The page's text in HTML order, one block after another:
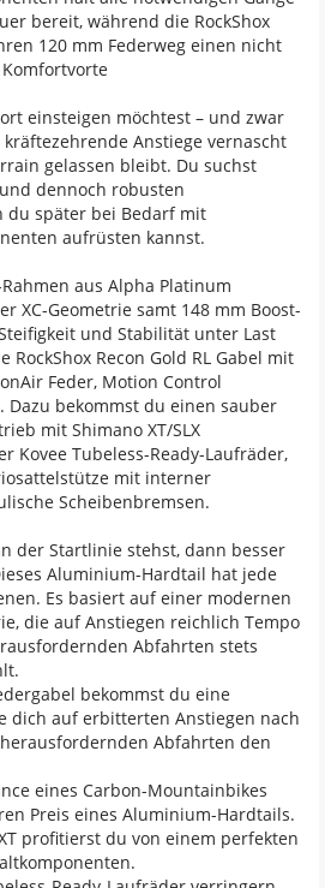
bereit, während die RockShox
120 mm Federweg einen nicht
einsteigen möchtest – und zwar
Anstiege vernascht
gelassen bleibt. Du suchst
dennoch robusten
du später bei Bedarf mit
aufrüsten kannst.
aus Alpha Platinum
XC-Geometrie samt 148 mm Boost-
und Stabilität unter Last
Recon Gold RL Gabel mit
Feder, Motion Control
Dazu bekommst du einen sauber
mit Shimano XT/SLX
Kovee Tubeless-Ready-Laufräder,
mit interner
Scheibenbremsen.
der Startlinie stehst, dann besser
Aluminium-Hardtail hat jede
Es basiert auf einer modernen
die auf Anstiegen reichlich Tempo
Abfahrten stets
bekommst du eine
dich auf erbitterten Anstiegen nach
Abfahrten den
eines Carbon-Mountainbikes
Preis eines Aluminium-Hardtails.
profitierst du von einem perfekten